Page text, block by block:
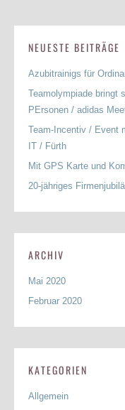
NEUESTE BEITRÄGE
Azubitrainigs für
Teamolympiade bringt
PErsonen / adidas
Team-Incentiv / Event
IT / Fürth
Mit GPS Karte und
20-jähriges
ARCHIV
Mai 2020
Februar 2020
KATEGORIEN
Allgemein